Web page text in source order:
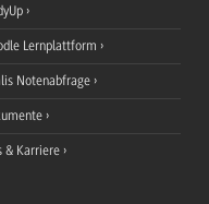
Lernplattform
Notenabfrage
& Karriere